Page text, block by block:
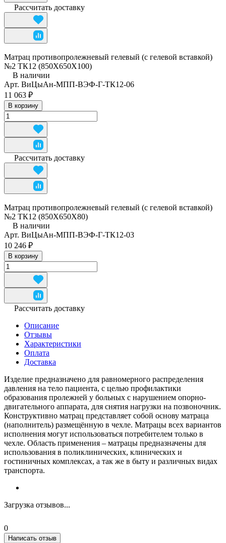
Рассчитать доставку
Матрац противопролежневый гелевый (с гелевой вставкой)
№2 ТК12 (850Х650Х100)
В наличии
Арт. ВиЦыАн-МПП-ВЭФ-Г-ТК12-06
11 063 ₽
В корзину
Рассчитать доставку
Матрац противопролежневый гелевый (с гелевой вставкой)
№2 ТК12 (850Х650Х80)
В наличии
Арт. ВиЦыАн-МПП-ВЭФ-Г-ТК12-03
10 246 ₽
В корзину
Рассчитать доставку
Описание
Отзывы
Характеристики
Оплата
Доставка
Изделие предназначено для равномерного распределения
давления на тело пациента, с целью профилактики
образования пролежней у больных с нарушением опорно-
двигательного аппарата, для снятия нагрузки на позвоночник.
Конструктивно матрац представляет собой основу матраца
(наполнитель) размещённую в чехле. Матрацы всех вариантов
исполнения могут использоваться потребителем только в
чехле. Область применения – матрацы предназначены для
использования в поликлинических, клинических и
гостиничных комплексах, а так же в быту и различных видах
транспорта.
Загрузка отзывов...
0
Написать отзыв